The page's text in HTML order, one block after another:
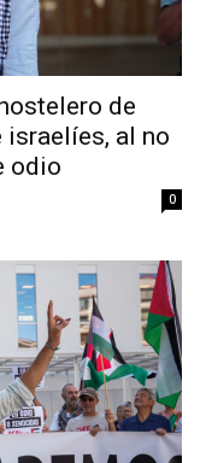
de
israelíes, al no
odio
0